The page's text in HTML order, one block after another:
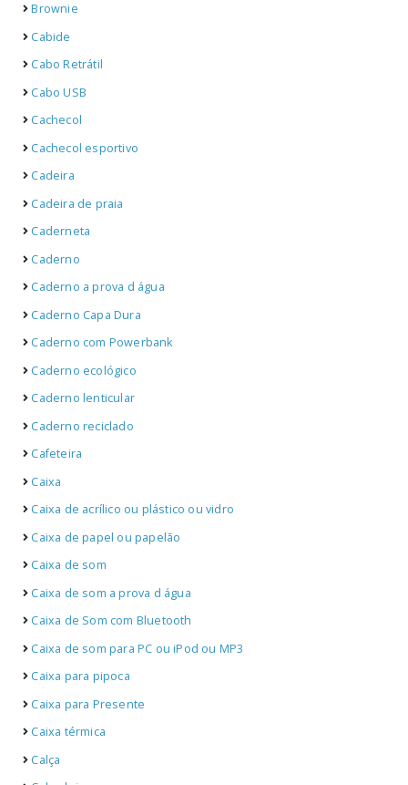
Brownie
Cabide
Cabo Retrátil
Cabo USB
Cachecol
Cachecol esportivo
Cadeira
Cadeira de praia
Caderneta
Caderno
Caderno a prova d água
Caderno Capa Dura
Caderno com Powerbank
Caderno ecológico
Caderno lenticular
Caderno reciclado
Cafeteira
Caixa
Caixa de acrílico ou plástico ou vidro
Caixa de papel ou papelão
Caixa de som
Caixa de som a prova d água
Caixa de Som com Bluetooth
Caixa de som para PC ou iPod ou MP3
Caixa para pipoca
Caixa para Presente
Caixa térmica
Calça